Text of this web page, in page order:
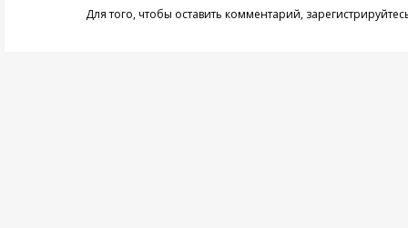
Для того, чтобы оставить комментарий,